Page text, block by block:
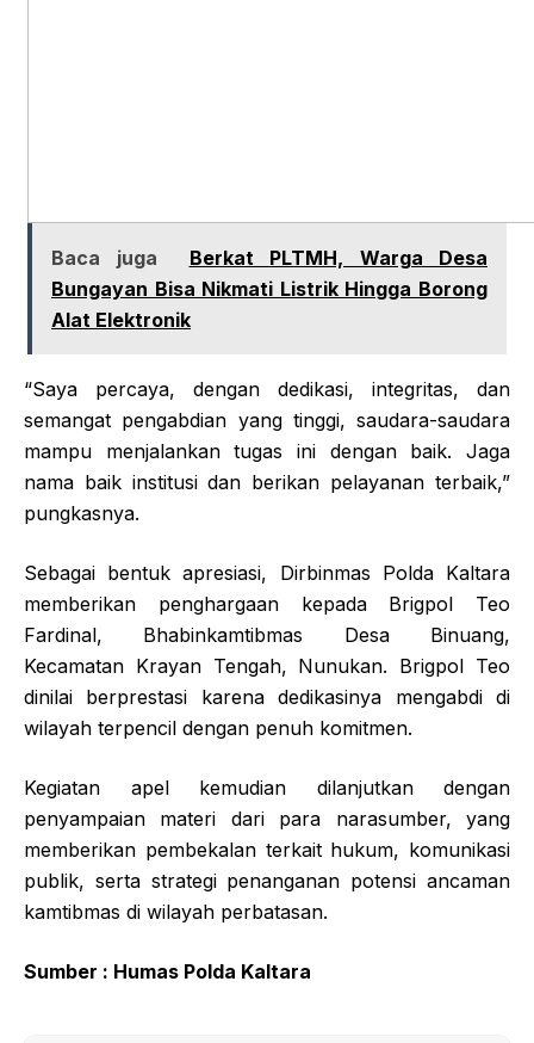
Baca juga
Berkat PLTMH, Warga Desa
Bungayan Bisa Nikmati Listrik Hingga Borong
Alat Elektronik
“Saya percaya, dengan dedikasi, integritas, dan
semangat pengabdian yang tinggi, saudara-saudara
mampu menjalankan tugas ini dengan baik. Jaga
nama baik institusi dan berikan pelayanan terbaik,”
pungkasnya.
Sebagai bentuk apresiasi, Dirbinmas Polda Kaltara
memberikan penghargaan kepada Brigpol Teo
Fardinal, Bhabinkamtibmas Desa Binuang,
Kecamatan Krayan Tengah, Nunukan. Brigpol Teo
dinilai berprestasi karena dedikasinya mengabdi di
wilayah terpencil dengan penuh komitmen.
Kegiatan apel kemudian dilanjutkan dengan
penyampaian materi dari para narasumber, yang
memberikan pembekalan terkait hukum, komunikasi
publik, serta strategi penanganan potensi ancaman
kamtibmas di wilayah perbatasan.
Sumber : Humas Polda Kaltara